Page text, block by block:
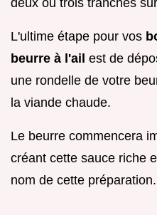
L'ultime étape pour vos
beurre à l'ail est de
une rondelle de votre
la viande chaude.
Le beurre commencera
créant cette sauce riche
nom de cette préparation.